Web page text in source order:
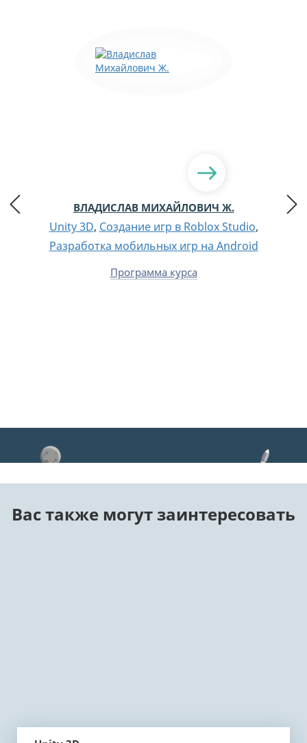
ВЛАДИСЛАВ МИХАЙЛОВИЧ Ж.
Unity 3D, Создание игр в Roblox Studio,
Разработка мобильных игр на Android
Программа курса
Вас также могут заинтересовать